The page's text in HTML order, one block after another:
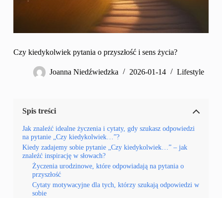
Czy kiedykolwiek pytania o przyszłość i sens życia?
Joanna Niedźwiedzka 2026-01-14 Lifestyle
Spis treści
Jak znaleźć idealne życzenia i cytaty, gdy szukasz odpowiedzi
na pytanie „Czy kiedykolwiek…”?
Kiedy zadajemy sobie pytanie „Czy kiedykolwiek…” – jak
znaleźć inspirację w słowach?
Życzenia urodzinowe, które odpowiadają na pytania o
przyszłość
Cytaty motywacyjne dla tych, którzy szukają odpowiedzi w
sobie